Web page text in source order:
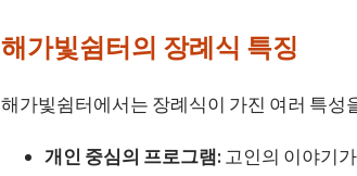
해가빛쉼터의 장례식 특징
해가빛쉼터에서는 장례식이 가진 여러 특성
개인 중심의 프로그램: 고인의 이야기